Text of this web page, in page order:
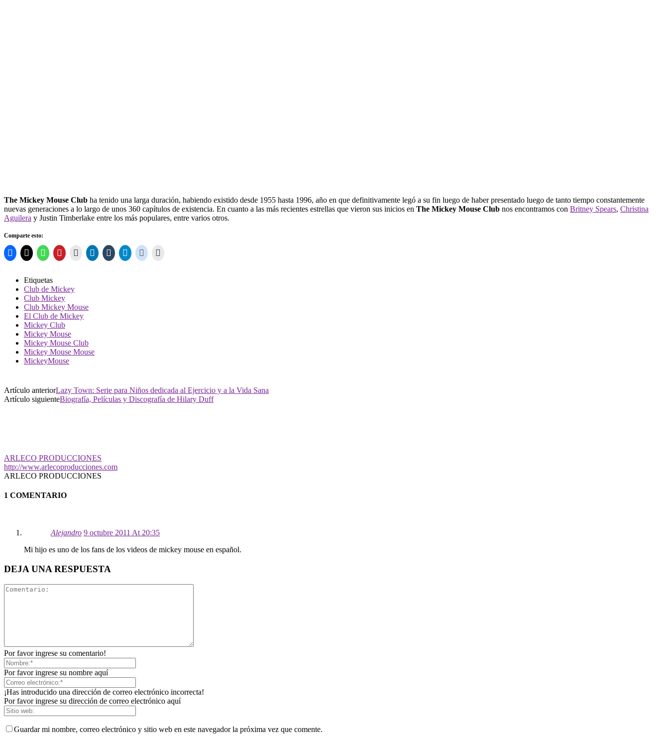
The Mickey Mouse Club ha tenido una larga duración, habiendo existido desde 1955 hasta 1996, año en que definitivamente legó a su fin luego de haber presentado luego de tanto tiempo constantemente
nuevas generaciones a lo largo de unos 360 capítulos de existencia. En cuanto a las más recientes estrellas que vieron sus inicios en The Mickey Mouse Club nos encontramos con Britney Spears, Christina
Aguilera y Justin Timberlake entre los más populares, entre varios otros.
Comparte esto:
Etiquetas
Club de Mickey
Club Mickey
Club Mickey Mouse
El Club de Mickey
Mickey Club
Mickey Mouse
Mickey Mouse Club
Mickey Mouse Mouse
MickeyMouse
Artículo anteriorLazy Town: Serie para Niños dedicada al Ejercicio y a la Vida Sana
Artículo siguienteBiografía, Películas y Discografía de Hilary Duff
ARLECO PRODUCCIONES
http://www.arlecoproducciones.com
ARLECO PRODUCCIONES
1 COMENTARIO
Alejandro 9 octubre 2011 At 20:35
Mi hijo es uno de los fans de los videos de mickey mouse en español.
DEJA UNA RESPUESTA
Por favor ingrese su comentario!
Por favor ingrese su nombre aquí
¡Has introducido una dirección de correo electrónico incorrecta!
Por favor ingrese su dirección de correo electrónico aquí
Guardar mi nombre, correo electrónico y sitio web en este navegador la próxima vez que comente.